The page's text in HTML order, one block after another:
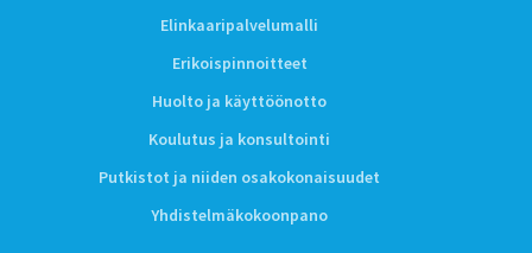
Elinkaaripalvelumalli
Erikoispinnoitteet
Huolto ja käyttöönotto
Koulutus ja konsultointi
Putkistot ja niiden osakokonaisuudet
Yhdistelmäkokoonpano